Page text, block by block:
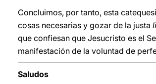
Concluimos, por tanto, esta
cosas necesarias y gozar de la justa
que confiesan que Jesucristo es el
manifestación de la voluntad de
Saludos